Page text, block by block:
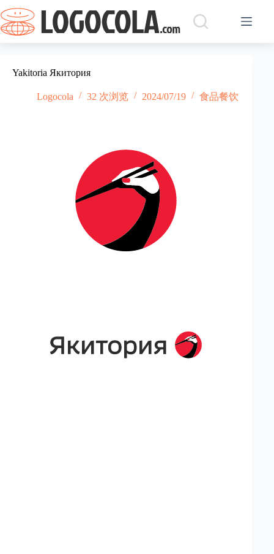
过
内
容
Yakitoria Якитория
Logocola 32 次浏览 2024/07/19 食品餐饮